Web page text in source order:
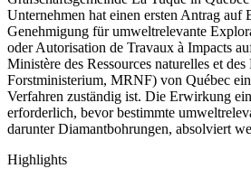
Unternehmen hat einen ersten Antrag auf
Genehmigung für umweltrelevante
oder Autorisation de Travaux à Impacts
Ministère des Ressources naturelles et
Forstministerium, MRNF) von Québec
Verfahren zuständig ist. Die Erwirkung
erforderlich, bevor bestimmte
darunter Diamantbohrungen, absolviert
Highlights